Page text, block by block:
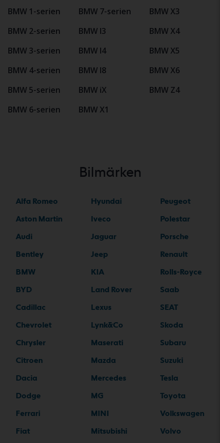
BMW 1-serien
BMW 2-serien
BMW 3-serien
BMW 4-serien
BMW 5-serien
BMW 6-serien
BMW 7-serien
BMW I3
BMW I4
BMW I8
BMW iX
BMW X1
BMW X3
BMW X4
BMW X5
BMW X6
BMW Z4
Bilmärken
Alfa Romeo
Aston Martin
Audi
Bentley
BMW
BYD
Cadillac
Chevrolet
Chrysler
Citroen
Dacia
Dodge
Ferrari
Fiat
Hyundai
Iveco
Jaguar
Jeep
KIA
Land Rover
Lexus
Lynk&Co
Maserati
Mazda
Mercedes
MG
MINI
Mitsubishi
Peugeot
Polestar
Porsche
Renault
Rolls-Royce
Saab
SEAT
Skoda
Subaru
Suzuki
Tesla
Toyota
Volkswagen
Volvo